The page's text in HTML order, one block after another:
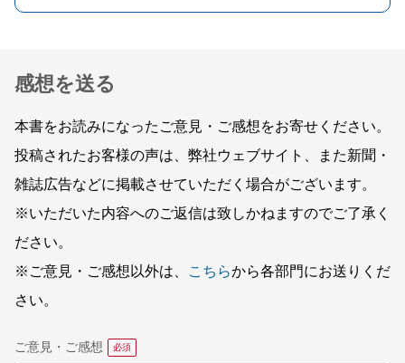
感想を送る
本書をお読みになったご意見・ご感想をお寄せください。
投稿されたお客様の声は、弊社ウェブサイト、また新聞・
雑誌広告などに掲載させていただく場合がございます。
※いただいた内容へのご返信は致しかねますのでご了承く
ださい。
※ご意見・ご感想以外は、
こちらから各部門にお送りくだ
さい。
ご意見・ご感想